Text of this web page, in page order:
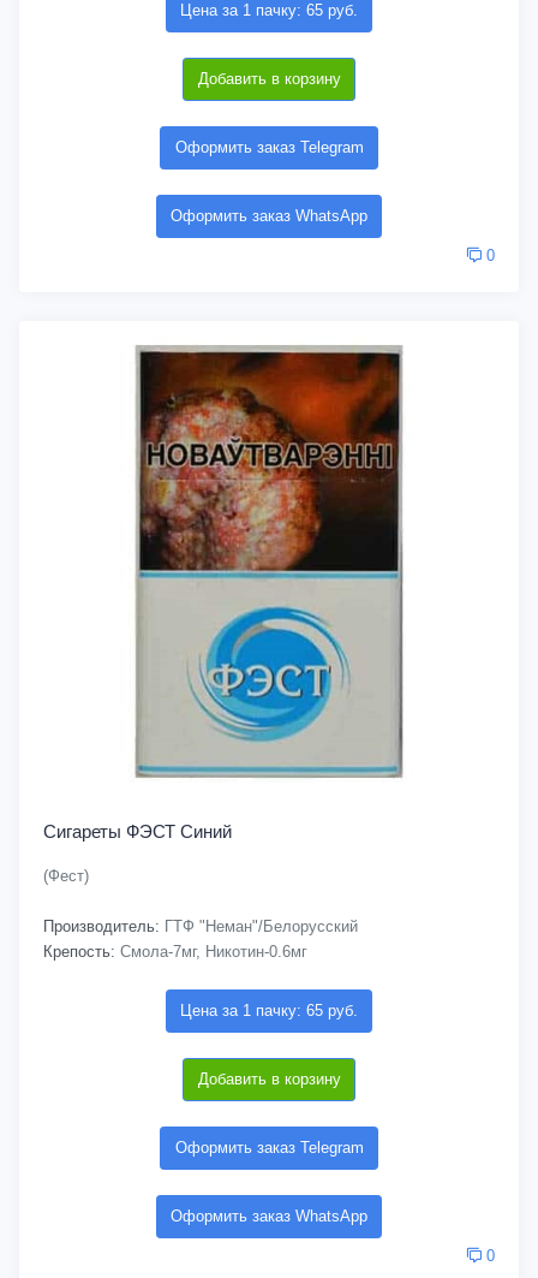
Цена за 1 пачку: 65 руб.
Добавить в корзину
Оформить заказ Telegram
Оформить заказ WhatsApp
0
Сигареты ФЭСТ Синий
(Фест)
Производитель: ГТФ "Неман"/Белорусский
Крепость: Смола-7мг, Никотин-0.6мг
Цена за 1 пачку: 65 руб.
Добавить в корзину
Оформить заказ Telegram
Оформить заказ WhatsApp
0